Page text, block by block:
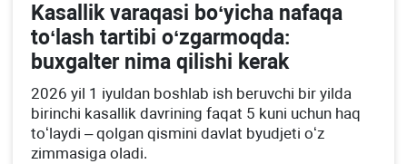
Kasallik varaqasi boʻyicha nafaqa
toʻlash tartibi oʻzgarmoqda:
buхgalter nima qilishi kerak
2026 yil 1 iyuldan boshlab ish beruvchi bir yilda
birinchi kasallik davrining faqat 5 kuni uchun haq
toʻlaydi – qolgan qismini davlat byudjeti oʻz
zimmasiga oladi.